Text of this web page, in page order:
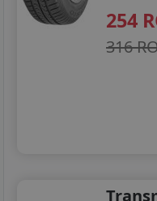
254
316